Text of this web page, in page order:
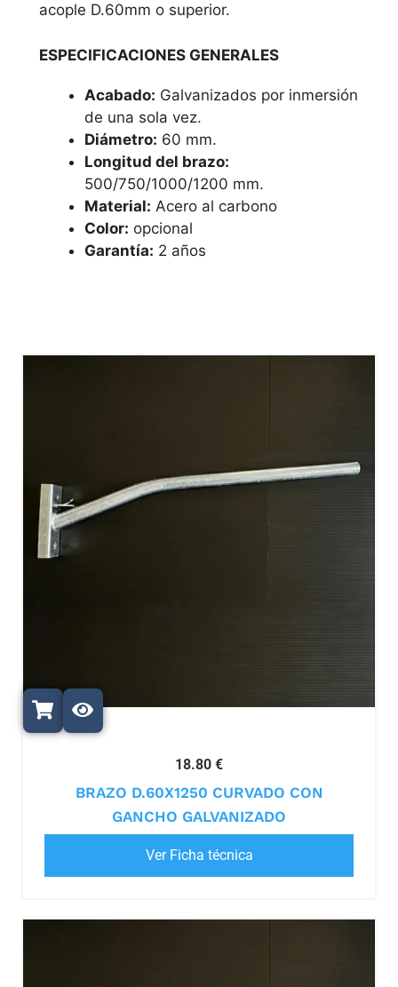
acople D.60mm o superior.
ESPECIFICACIONES GENERALES
Acabado: Galvanizados por inmersión
de una sola vez.
Diámetro: 60 mm.
Longitud del brazo:
500/750/1000/1200 mm.
Material: Acero al carbono
Color: opcional
Garantía: 2 años
18.80 €
BRAZO D.60X1250 CURVADO CON
GANCHO GALVANIZADO
Ver Ficha técnica